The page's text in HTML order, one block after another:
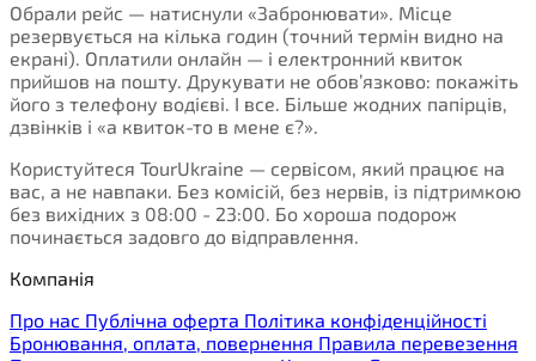
Обрали рейс — натиснули «Забронювати». Місце
резервується на кілька годин (точний термін видно на
екрані). Оплатили онлайн — і електронний квиток
прийшов на пошту. Друкувати не обов’язково: покажіть
його з телефону водієві. І все. Більше жодних папірців,
дзвінків і «а квиток-то в мене є?».
Користуйтеся TourUkraine — сервісом, який працює на
вас, а не навпаки. Без комісій, без нервів, із підтримкою
без вихідних з 08:00 - 23:00. Бо хороша подорож
починається задовго до відправлення.
Компанія
Про нас Публічна оферта Політика конфіденційності
Бронювання, оплата, повернення Правила перевезення